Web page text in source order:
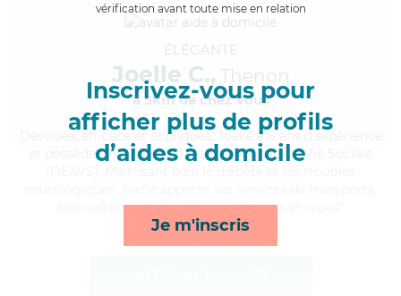
vérification avant toute mise en relation
Inscrivez-vous pour
afficher plus de profils
d’aides à domicile
Je m'inscris
ÉLÉGANTE
Joelle C., Thenon
à 5km de chez Vous
, efficace et appliquée, Joelle a 6 ans d'expérience
et possède un diplôme d'État d'Auxiliaire de Vie Sociale
lessive/repassage, compagnie/loisirs et repas*